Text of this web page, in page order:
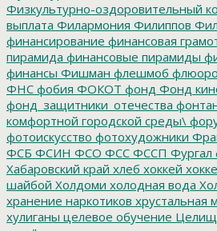
Физкультурно-оздоровительный
выплата Филармония Филиппов
финансирование финансовая
пирамида финансовые пирамиды
финансы Фишман флешмоб
ФНС фобия ФОКОТ фонд Фонд
фонд_защитники_отечества
комфортной городской среды\
фотоискусство фотохудожники
ФСБ ФСИН ФСО ФСС ФССП Фургал
Хабаровский край хлеб хоккей
шайбой Холдоми холодная вода
хранение наркотиков хрустальная
хулиганы целевое обучение